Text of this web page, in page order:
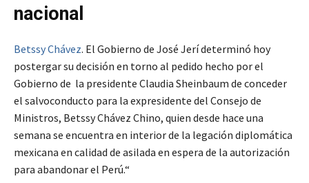
nacional
Betssy Chávez. El Gobierno de José Jerí determinó hoy
postergar su decisión en torno al pedido hecho por el
Gobierno de la presidente Claudia Sheinbaum de conceder
el salvoconducto para la expresidente del Consejo de
Ministros, Betssy Chávez Chino, quien desde hace una
semana se encuentra en interior de la legación diplomática
mexicana en calidad de asilada en espera de la autorización
para abandonar el Perú.“